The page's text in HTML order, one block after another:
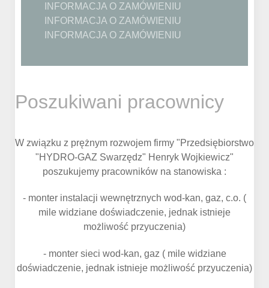
INFORMACJA O ZAMÓWIENIU
INFORMACJA O ZAMÓWIENIU
INFORMACJA O ZAMÓWIENIU
Poszukiwani pracownicy
W związku z prężnym rozwojem firmy "Przedsiębiorstwo
"HYDRO-GAZ Swarzędz" Henryk Wojkiewicz"
poszukujemy pracowników na stanowiska :
- monter instalacji wewnętrznych wod-kan, gaz, c.o. (
mile widziane doświadczenie, jednak istnieje
możliwość przyuczenia)
- monter sieci wod-kan, gaz ( mile widziane
doświadczenie, jednak istnieje możliwość przyuczenia)